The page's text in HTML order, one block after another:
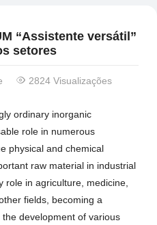
“Assistente versátil”
setores
2824 Visualizações
ordinary inorganic
role in numerous
physical and chemical
raw material in industrial
role in agriculture, medicine,
fields, becoming a
the development of various